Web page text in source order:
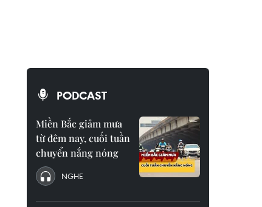
PODCAST
Miền Bắc giảm mưa
từ đêm nay, cuối tuần
chuyển nắng nóng
NGHE